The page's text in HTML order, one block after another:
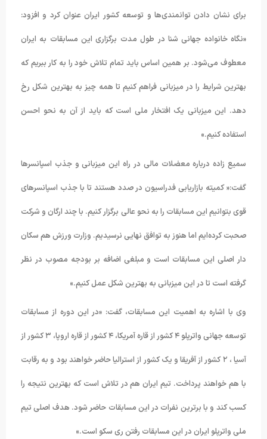
برای نشان دادن توانمندی‌ها و توسعه کشور ایران عنوان کرد و افزود:
«نگاه خانواده جهانی شنا در طول مدت برگزاری این مسابقات به ایران
معطوف می‌شود. بر همین اساس باید تمام تلاش خود را به کار ببریم که
بهترین شرایط را در میزبانی فراهم کنیم تا همه چیز به بهترین شکل رخ
دهد. این میزبانی یک افتخار ملی است که باید از آن به نحو احسن
استفاده کنیم.»
سمیع زاده درباره معضلات مالی در راه این میزبانی و جذب اسپانسرها
گفت:« کمیته بازاریابی فدراسیون در صدد هستند تا با جذب اسپانسرهای
قوی بتوانیم این مسابقات را به نحو عالی برگزار کنیم. با چند ارگان و شرکت
صحبت کرده‌ایم اما هنوز به توافق نهایی نرسیدیم. وزارت ورزش هم سکان
دار اصلی این مسابقات است و مبلغی اضافه بر بودجه مصوب در نظر
گرفته است تا در این میزبانی به بهترین شکل عمل کنیم.»
وی با اشاره به اهمیت این مسابقات، گفت: «در این دوره از مسابقات
توسعه جهانی واترپلو ۴ کشور از قاره آمریکا، ۴ کشور از قاره اروپا، ۳ کشور از
آسیا ، ۲ کشور از آفریقا و یک کشور از استرالیا حاضر خواهند بود و به رقابت
با هم خواهند پرداخت. تیم ایران هم در تلاش است که بهترین نتیجه را
کسب کند و با برترین نفرات در این مسابقات حاضر شود. هدف اصلی تیم
ملی واترپلو ایران در این مسابقات رفتن ری سکو است.»